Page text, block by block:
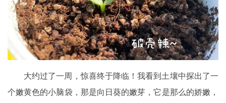
大约过了一周，惊喜终于降临！我看到土壤中探出了一
个嫩黄色的小脑袋，那是向日葵的嫩芽，它是那么的娇嫩，